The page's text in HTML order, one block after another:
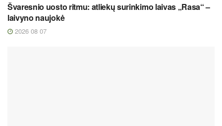
Švaresnio uosto ritmu: atliekų surinkimo laivas „Rasa“ –
laivyno naujokė
2026 08 07